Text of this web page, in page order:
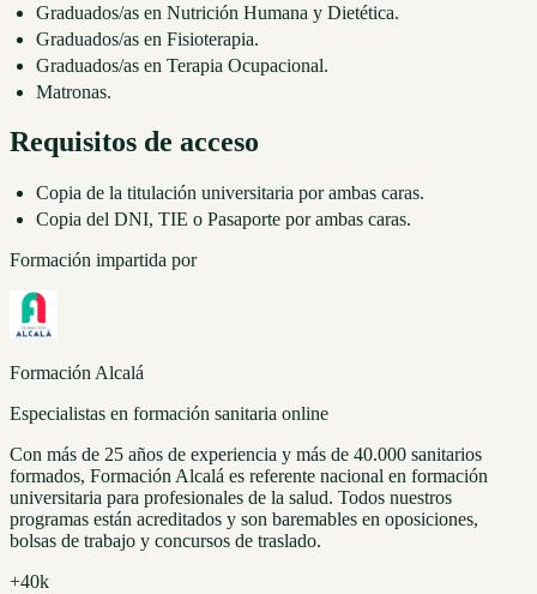
Graduados/as en Nutrición Humana y Dietética.
Graduados/as en Fisioterapia.
Graduados/as en Terapia Ocupacional.
Matronas.
Requisitos de acceso
Copia de la titulación universitaria por ambas caras.
Copia del DNI, TIE o Pasaporte por ambas caras.
Formación impartida por
Formación Alcalá
Especialistas en formación sanitaria online
Con más de 25 años de experiencia y más de 40.000 sanitarios
formados, Formación Alcalá es referente nacional en formación
universitaria para profesionales de la salud. Todos nuestros
programas están acreditados y son baremables en oposiciones,
bolsas de trabajo y concursos de traslado.
+40k